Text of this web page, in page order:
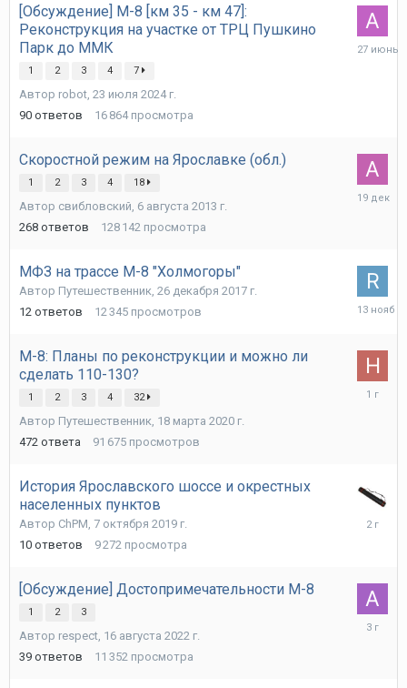
[Обсуждение] М-8 [км 35 - км 47]:
Реконструкция на участке от ТРЦ Пушкино
Парк до ММК
1 2 3 4 7
Автор robot, 23 июля 2024 г.
90 ответов 16 864 просмотра
27
Скоростной режим на Ярославке (обл.)
1 2 3 4 18
Автор свибловский, 6 августа 2013 г.
268 ответов 128 142 просмотра
19
МФЗ на трассе М-8 "Холмогоры"
Автор Путешественник, 26 декабря 2017 г.
12 ответов 12 345 просмотров
13
г.
М-8: Планы по реконструкции и можно ли
сделать 110-130?
1 2 3 4 32
Автор Путешественник, 18 марта 2020 г.
472 ответа 91 675 просмотров
22
История Ярославского шоссе и окрестных
населенных пунктов
Автор ChPM, 7 октября 2019 г.
10 ответов 9 272 просмотра
14
[Обсуждение] Достопримечательности М-8
1 2 3
Автор respect, 16 августа 2022 г.
39 ответов 11 352 просмотра